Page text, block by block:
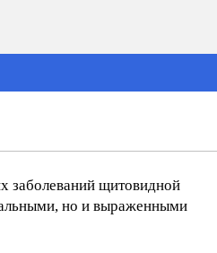
заболеваний щитовидной
но и выраженными